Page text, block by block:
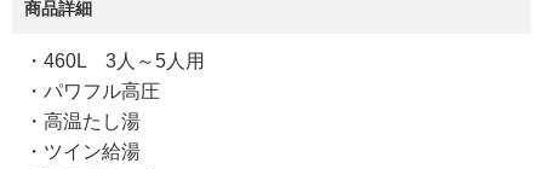
商品詳細
・460L 3人～5人用
・パワフル高圧
・高温たし湯
・ツイン給湯